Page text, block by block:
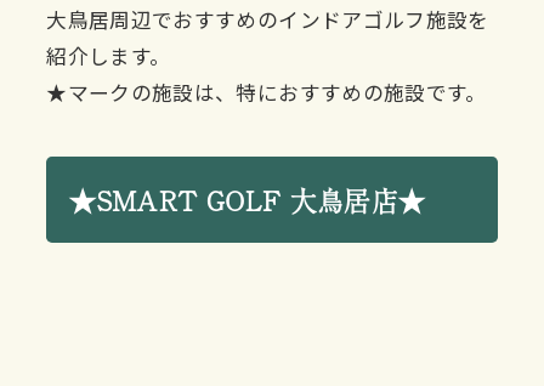
大鳥居周辺でおすすめのインドアゴルフ施設を
紹介します。
★マークの施設は、特におすすめの施設です。
★SMART GOLF 大鳥居店★